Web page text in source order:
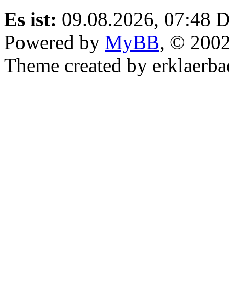
Es ist: 09.08.2026, 07:48
Powered by MyBB, ©
Theme created by